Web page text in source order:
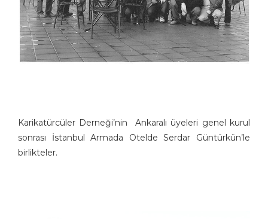
Karikatürcüler Derneği’nin Ankaralı üyeleri genel kurul
sonrası İstanbul Armada Otelde Serdar Güntürkün’le
birlikteler.